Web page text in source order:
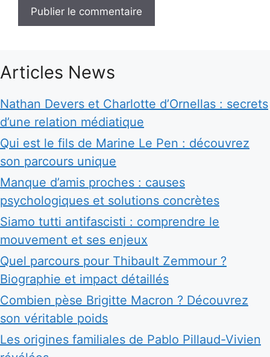
Articles News
Nathan Devers et Charlotte d’Ornellas : secrets
d’une relation médiatique
Qui est le fils de Marine Le Pen : découvrez
son parcours unique
Manque d’amis proches : causes
psychologiques et solutions concrètes
Siamo tutti antifascisti : comprendre le
mouvement et ses enjeux
Quel parcours pour Thibault Zemmour ?
Biographie et impact détaillés
Combien pèse Brigitte Macron ? Découvrez
son véritable poids
Les origines familiales de Pablo Pillaud-Vivien